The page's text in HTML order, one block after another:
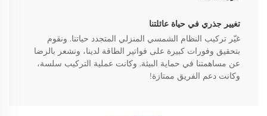
تغيير جذري في حياة عائلتنا
غيّر تركيب النظام الشمسي المنزلي المتجدد حياتنا. ونقوم
بتحقيق وفورات كبيرة على فواتير الطاقة لدينا، ونشعر بالرضا
عن مساهمتنا في حماية البيئة. وكانت عملية التركيب سلسة،
وكانت دعم الفريق ممتازة!